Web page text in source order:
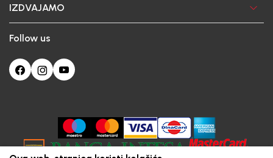
IZDVAJAMO
Follow us